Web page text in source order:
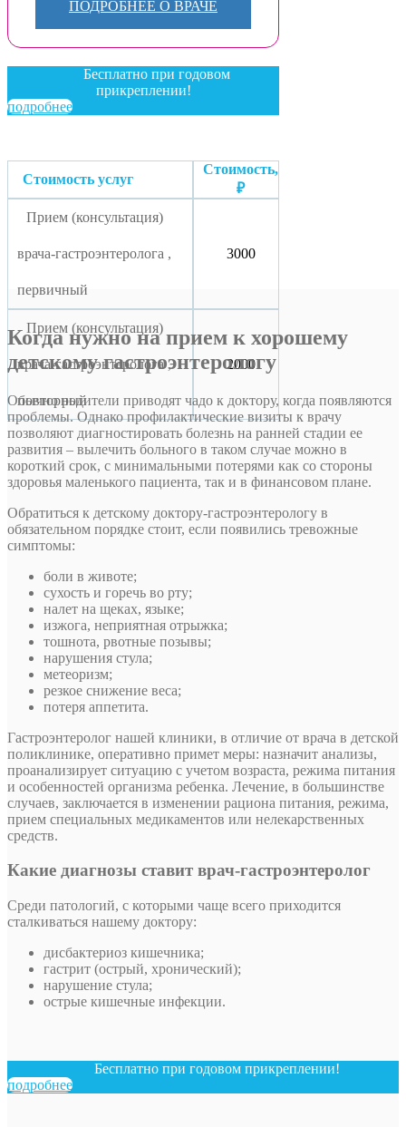
ПОДРОБНЕЕ О ВРАЧЕ
Бесплатно при годовом
прикреплении!
подробнее
Стоимость услуг
Стоимость,
₽
Прием (консультация)
врача-гастроэнтеролога ,
первичный
3000
Прием (консультация)
врача-гастроэнтеролога ,
повторный
2000
Когда нужно на прием к хорошему
детскому гастроэнтерологу
Обычно родители приводят чадо к доктору, когда появляются
проблемы. Однако профилактические визиты к врачу
позволяют диагностировать болезнь на ранней стадии ее
развития – вылечить больного в таком случае можно в
короткий срок, с минимальными потерями как со стороны
здоровья маленького пациента, так и в финансовом плане.
Обратиться к детскому доктору-гастроэнтерологу в
обязательном порядке стоит, если появились тревожные
симптомы:
боли в животе;
сухость и горечь во рту;
налет на щеках, языке;
изжога, неприятная отрыжка;
тошнота, рвотные позывы;
нарушения стула;
метеоризм;
резкое снижение веса;
потеря аппетита.
Гастроэнтеролог нашей клиники, в отличие от врача в детской
поликлинике, оперативно примет меры: назначит анализы,
проанализирует ситуацию с учетом возраста, режима питания
и особенностей организма ребенка. Лечение, в большинстве
случаев, заключается в изменении рациона питания, режима,
прием специальных медикаментов или нелекарственных
средств.
Какие диагнозы ставит врач-гастроэнтеролог
Среди патологий, с которыми чаще всего приходится
сталкиваться нашему доктору:
дисбактериоз кишечника;
гастрит (острый, хронический);
нарушение стула;
острые кишечные инфекции.
Бесплатно при годовом прикреплении!
подробнее